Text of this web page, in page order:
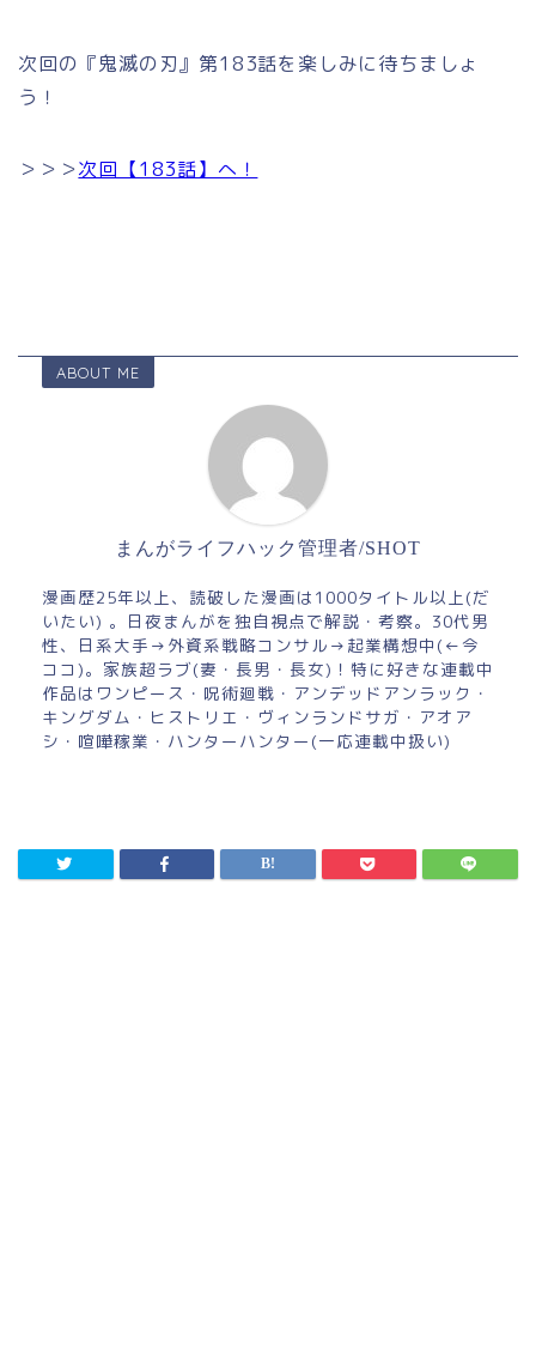
次回の『鬼滅の刃』第183話を楽しみに待ちましょ
う！
＞＞＞次回【183話】へ！
ABOUT ME
まんがライフハック管理者/SHOT
漫画歴25年以上、読破した漫画は1000タイトル以上(だ
いたい) 。日夜まんがを独自視点で解説・考察。30代男
性、日系大手→外資系戦略コンサル→起業構想中(←今
ココ)。家族超ラブ(妻・長男・長女)！特に好きな連載中
作品はワンピース・呪術廻戦・アンデッドアンラック・
キングダム・ヒストリエ・ヴィンランドサガ・アオア
シ・喧嘩稼業・ハンターハンター(一応連載中扱い)